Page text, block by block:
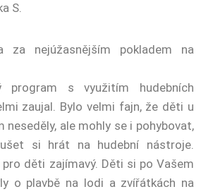
S.
za nejúžasnějším pokladem na
program s využitím hudebních
zaujal. Bylo velmi fajn, že děti u
neseděly, ale mohly se i pohybovat,
si hrát na hudební nástroje.
pro děti zajímavý. Děti si po Vašem
o plavbě na lodi a zvířátkách na